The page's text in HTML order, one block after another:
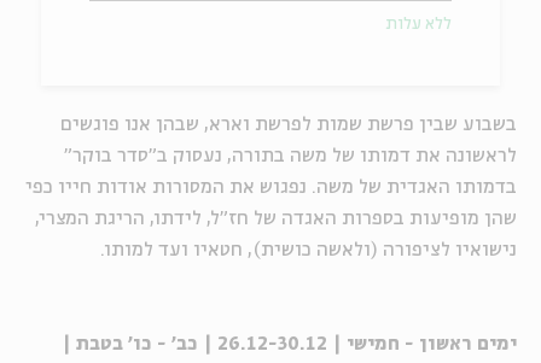
בשבוע שבין פרשת שמות לפרשת וארא, שבהן אנו פוגשים
לראשונה את דמותו של משה בתורה, נעסוק ב"סדר בוקר"
בדמותו האגדית של משה. נפגוש את המסורות אודות חייו כפי
שהן מופיעות בספרות האגדה של חז"ל, לידתו, הריגת המצרי,
נישואיו לציפורה (ולאשה כושית), חטאיו ועד למותו.
ימים ראשון - חמישי | 26.12-30.12 | כב' - כו' בטבת |
ללא עלות